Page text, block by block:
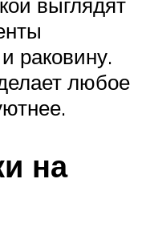
раковину.
любое
на